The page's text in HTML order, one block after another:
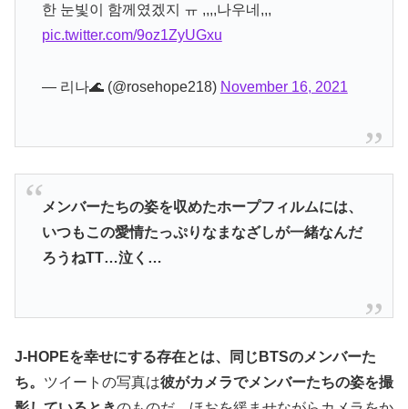
한 눈빛이 함께였겠지 ㅠ ,,,,나우네,,,
pic.twitter.com/9oz1ZyUGxu
— 리나🌊 (@rosehope218) November 16, 2021
メンバーたちの姿を収めたホープフィルムには、
いつもこの愛情たっぷりなまなざしが一緒なんだ
ろうねTT…泣く…
J-HOPEを幸せにする存在とは、同じBTSのメンバーた
ち。 ツイートの写真は彼がカメラでメンバーたちの姿を撮